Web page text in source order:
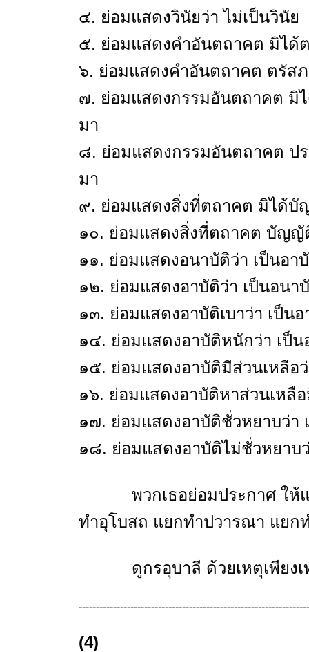
๔. ย่อมแสดงวินัยว่า ไม่เป็นวินัย
๕. ย่อมแสดงคำอันตถาคต มิได้
๖. ย่อมแสดงคำอันตถาคต ตรัส
๗. ย่อมแสดงกรรมอันตถาคต มิ
มา
๘. ย่อมแสดงกรรมอันตถาคต ป
มา
๙. ย่อมแสดงสิ่งที่ตถาคต มิได้
๑๐. ย่อมแสดงสิ่งที่ตถาคต บัญญั
๑๑. ย่อมแสดงอนาบัติว่า เป็นอา
๑๒. ย่อมแสดงอาบัติว่า เป็นอนา
๑๓. ย่อมแสดงอาบัติเบาว่า เป็น
๑๔. ย่อมแสดงอาบัติหนักว่า เป็น
๑๕. ย่อมแสดงอาบัติมีส่วนเหลือ
๑๖. ย่อมแสดงอาบัติหาส่วนเหลื
๑๗. ย่อมแสดงอาบัติชั่วหยาบว่า
๑๘. ย่อมแสดงอาบัติไม่ชั่วหยาบ
พวกเธอย่อมประกาศ ให้แต
ทำอุโบสถ แยกทำปวารณา แยก
ดูกรอุบาลี ด้วยเหตุเพียงเท่
(4)